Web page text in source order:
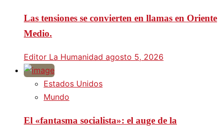
Las tensiones se convierten en llamas en Oriente
Medio.
Editor La Humanidad agosto 5, 2026
Estados Unidos
Mundo
El «fantasma socialista»: el auge de la